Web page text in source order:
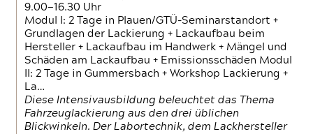
9.00—16.30 Uhr
Modul I: 2 Tage in Plauen/GTÜ-Seminarstandort +
Grundlagen der Lackierung + Lackaufbau beim
Hersteller + Lackaufbau im Handwerk + Mängel und
Schäden am Lackaufbau + Emissionsschäden Modul
II: 2 Tage in Gummersbach + Workshop Lackierung +
La…
Diese Intensivausbildung beleuchtet das Thema
Fahrzeuglackierung aus den drei üblichen
Blickwinkeln. Der Labortechnik, dem Lackhersteller